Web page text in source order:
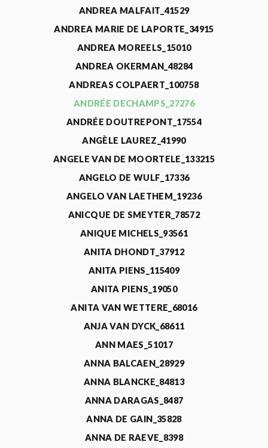
ANDREA MALFAIT_41529
ANDREA MARIE DE LAPORTE_34915
ANDREA MOREELS_15010
ANDREA OKERMAN_48284
ANDREAS COLPAERT_100758
ANDRÉE DECHAMPS_27276
ANDRÉE DOUTREPONT_17554
ANGÈLE LAUREZ_41990
ANGELE VAN DE MOORTELE_133215
ANGELO DE WULF_17336
ANGELO VAN LAETHEM_19236
ANICQUE DE SMEYTER_78572
ANIQUE MICHELS_93561
ANITA DHONDT_37912
ANITA PIENS_115409
ANITA PIENS_19050
ANITA VAN WETTERE_68016
ANJA VAN DYCK_68611
ANN MAES_51017
ANNA BALCAEN_28929
ANNA BLANCKE_84813
ANNA DARAGAS_8487
ANNA DE GAIN_35828
ANNA DE RAEVE_8398